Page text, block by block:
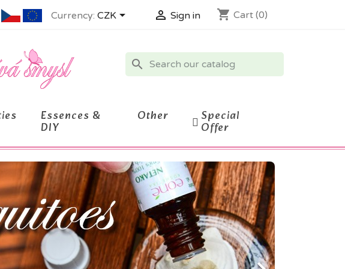
Currency: CZK  Sign in shopping_cart Cart (0)
search
Essences &
DIY
Other Special
Offer